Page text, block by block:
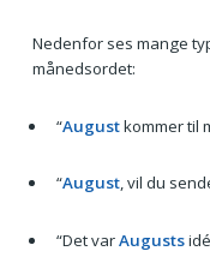
Nedenfor ses mange
månedsordet:
“Augustkommer til
“August, vil du
“Det varAugusts